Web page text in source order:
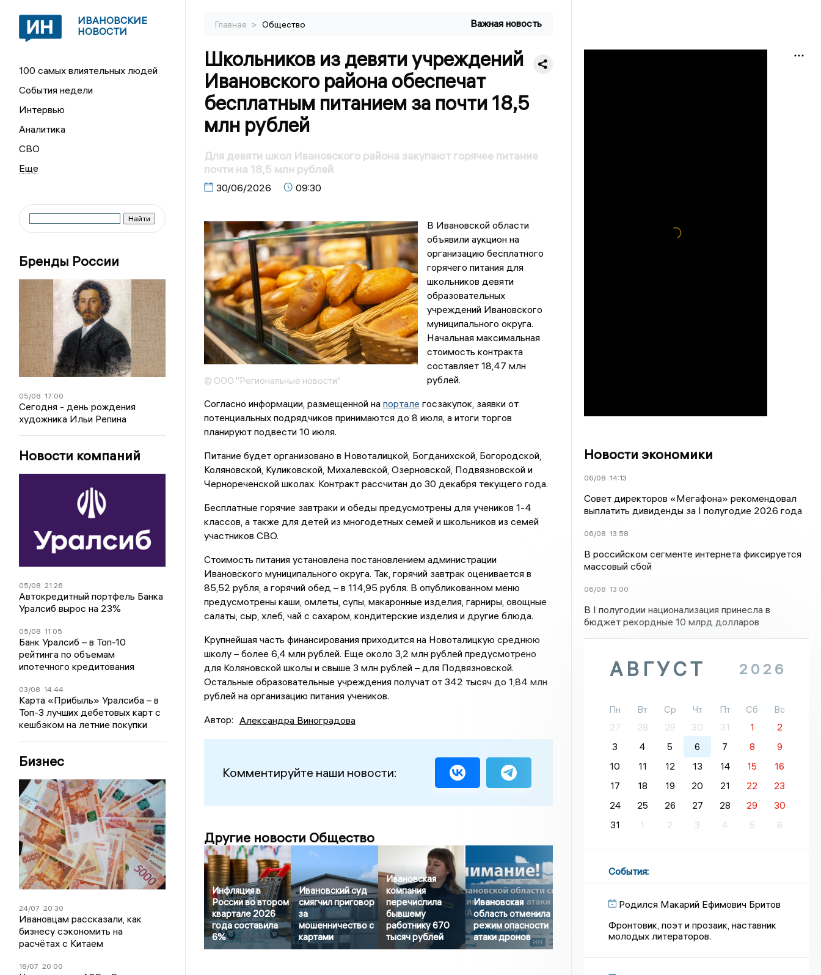
ИВАНОВСКИЕ
НОВОСТИ
100 самых влиятельных людей
События недели
Интервью
Аналитика
СВО
Бренды России
05/08 17:00
Сегодня - день рождения
художника Ильи Репина
Новости компаний
05/08 21:26
Автокредитный портфель Банка
Уралсиб вырос на 23%
05/08 11:05
Банк Уралсиб – в Топ-10
рейтинга по объемам
ипотечного кредитования
03/08 14:44
Карта «Прибыль» Уралсиба – в
Топ-3 лучших дебетовых карт с
кешбэком на летние покупки
Бизнес
24/07 20:30
Ивановцам рассказали, как
бизнесу сэкономить на
расчётах с Китаем
18/07 20:00
Главная > Общество Важная новость
Школьников из девяти учреждений
Ивановского района обеспечат
бесплатным питанием за почти 18,5
млн рублей
Для девяти школ Ивановского района закупают горячее питание
почти на 18,5 млн рублей
30/06/2026 09:30
© ООО "Региональные новости"
В Ивановской области
объявили аукцион на
организацию бесплатного
горячего питания для
школьников девяти
образовательных
учреждений Ивановского
муниципального округа.
Начальная максимальная
стоимость контракта
составляет 18,47 млн
рублей.
Согласно информации, размещенной на портале госзакупок, заявки от
потенциальных подрядчиков принимаются до 8 июля, а итоги торгов
планируют подвести 10 июля.
Питание будет организовано в Новоталицкой, Богданихской, Богородской,
Коляновской, Куликовской, Михалевской, Озерновской, Подвязновской и
Чернореченской школах. Контракт рассчитан до 30 декабря текущего года.
Бесплатные горячие завтраки и обеды предусмотрены для учеников 1-4
классов, а также для детей из многодетных семей и школьников из семей
участников СВО.
Стоимость питания установлена постановлением администрации
Ивановского муниципального округа. Так, горячий завтрак оценивается в
85,52 рубля, а горячий обед – в 114,95 рубля. В опубликованном меню
предусмотрены каши, омлеты, супы, макаронные изделия, гарниры, овощные
салаты, сыр, хлеб, чай с сахаром, кондитерские изделия и другие блюда.
Крупнейшая часть финансирования приходится на Новоталицкую среднюю
школу – более 6,4 млн рублей. Еще около 3,2 млн рублей предусмотрено
для Коляновской школы и свыше 3 млн рублей – для Подвязновской.
Остальные образовательные учреждения получат от 342 тысяч до 1,84 млн
рублей на организацию питания учеников.
Автор: Александра Виноградова
Комментируйте наши новости:
Другие новости Общество
Инфляция в
России во втором
квартале 2026
года составила
6%
Ивановский суд
смягчил приговор
за
мошенничество с
картами
Ивановская
компания
перечислила
бывшему
работнику 670
тысяч рублей
Ивановская
область отменила
режим опасности
атаки дронов
Новости экономики
06/08 14:13
Совет директоров «Мегафона» рекомендовал
выплатить дивиденды за I полугодие 2026 года
06/08 13:58
В российском сегменте интернета фиксируется
массовый сбой
06/08 13:00
В I полугодии национализация принесла в
бюджет рекордные 10 млрд долларов
АВГУСТ 2026
Пн Вт Ср Чт Пт Сб
Вс
27
28 29 30 31 1
2
3
4 5 6 7 8
9
10
11 12 13 14 15
16
17
18 19 20 21 22
23
24
25 26 27 28 29
30
31
1 2 3 4 5 6
События:
Родился Макарий Ефимович Бритов
Фронтовик, поэт и прозаик, наставник
молодых литераторов.